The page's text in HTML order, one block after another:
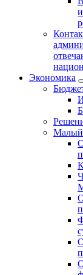
Экономика
Малый